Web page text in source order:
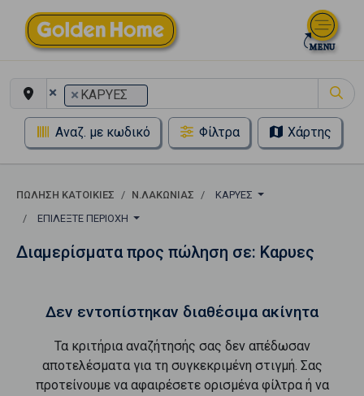
× × ΚΑΡΥΕΣ
Αναζ. με κωδικό Φίλτρα Χάρτης
ΠΏΛΗΣΗ ΚΑΤΟΙΚΊΕΣ Ν.ΛΑΚΩΝΙΑΣ
ΚΑΡΥΕΣ
ΕΠΙΛΈΞΤΕ ΠΕΡΙΟΧΉ
Διαμερίσματα προς πώληση σε: Καρυες
Δεν εντοπίστηκαν διαθέσιμα ακίνητα
Τα κριτήρια αναζήτησής σας δεν απέδωσαν
αποτελέσματα για τη συγκεκριμένη στιγμή. Σας
προτείνουμε να αφαιρέσετε ορισμένα φίλτρα ή να